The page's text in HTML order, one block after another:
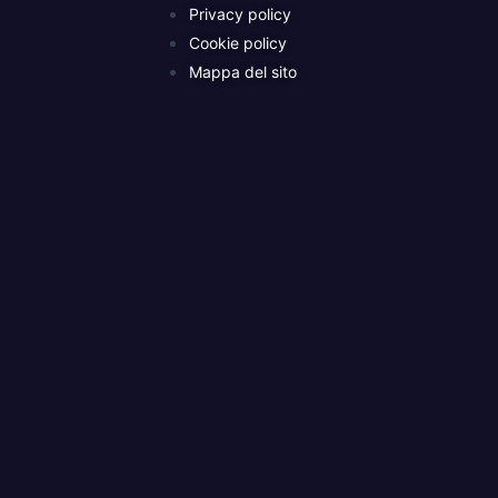
Privacy policy
Cookie policy
Mappa del sito